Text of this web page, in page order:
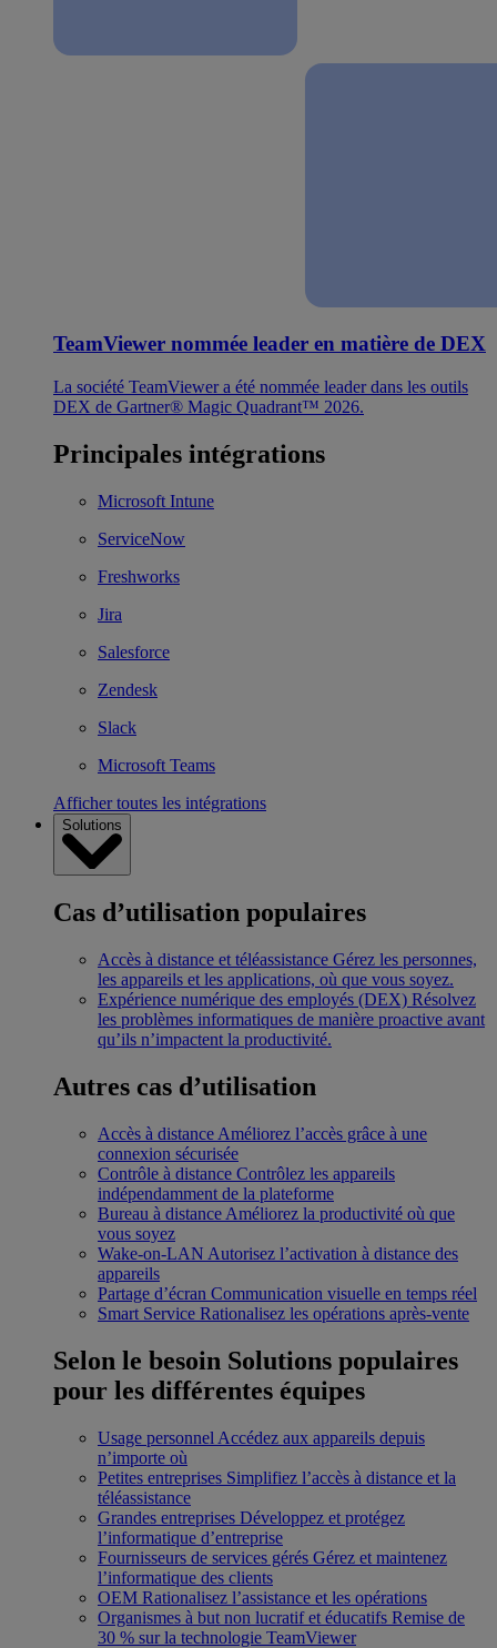
TeamViewer nommée leader en matière de DEX
La société TeamViewer a été nommée leader dans les outils
DEX de Gartner® Magic Quadrant™ 2026.
Principales intégrations
Microsoft Intune
ServiceNow
Freshworks
Jira
Salesforce
Zendesk
Slack
Microsoft Teams
Afficher toutes les intégrations
Solutions
Cas d’utilisation populaires
Accès à distance et téléassistance Gérez les personnes,
les appareils et les applications, où que vous soyez.
Expérience numérique des employés (DEX) Résolvez
les problèmes informatiques de manière proactive avant
qu’ils n’impactent la productivité.
Autres cas d’utilisation
Accès à distance Améliorez l’accès grâce à une
connexion sécurisée
Contrôle à distance Contrôlez les appareils
indépendamment de la plateforme
Bureau à distance Améliorez la productivité où que
vous soyez
Wake-on-LAN Autorisez l’activation à distance des
appareils
Partage d’écran Communication visuelle en temps réel
Smart Service Rationalisez les opérations après-vente
Selon le besoin Solutions populaires
pour les différentes équipes
Usage personnel Accédez aux appareils depuis
n’importe où
Petites entreprises Simplifiez l’accès à distance et la
téléassistance
Grandes entreprises Développez et protégez
l’informatique d’entreprise
Fournisseurs de services gérés Gérez et maintenez
l’informatique des clients
OEM Rationalisez l’assistance et les opérations
Organismes à but non lucratif et éducatifs Remise de
30 % sur la technologie TeamViewer